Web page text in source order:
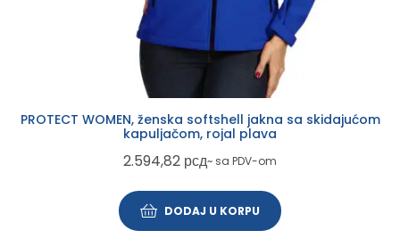
PROTECT WOMEN, ženska softshell jakna sa skidajućom
kapuljačom, rojal plava
2.594,82 рсд~ sa PDV-om
DODAJ U KORPU